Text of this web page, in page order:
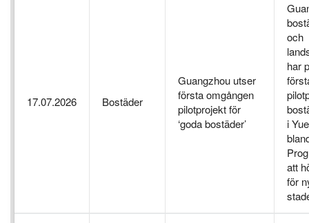
17.07.2026 Bostäder
Guangzhou utser
första omgången
pilotprojekt för
‘goda bostäder’
och
har
i
att
för